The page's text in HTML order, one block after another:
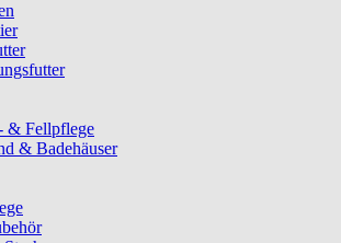
& Fellpflege
& Badehäuser